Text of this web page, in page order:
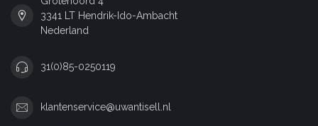
3341 LT Hendrik-Ido-Ambacht
Nederland
31(0)85-0250119
klantenservice@uwantisell.nl